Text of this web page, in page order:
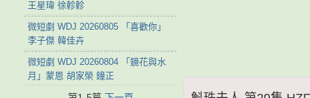
王星瑋 徐軫軫
微短劇 WDJ 20260805 「喜歡你」
李子傑 韓佳卉
微短劇 WDJ 20260804 「鏡花與水
月」蒙恩 胡家榮 鐘正